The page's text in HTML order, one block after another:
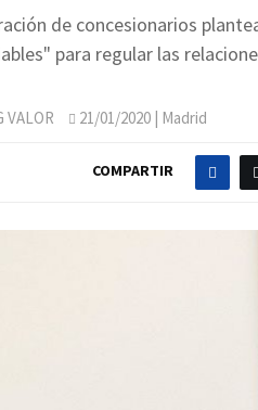
de concesionarios
para regular las
VALOR 21/01/2020 | Madrid
COMPARTIR